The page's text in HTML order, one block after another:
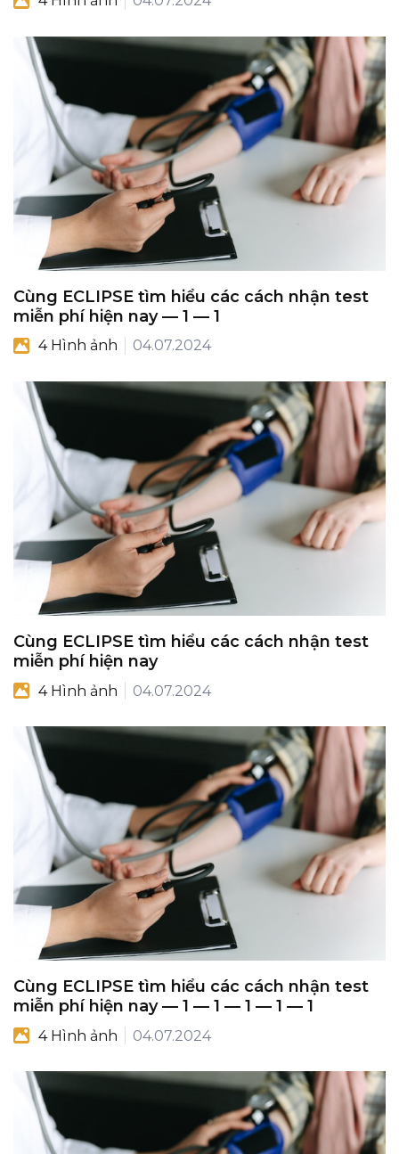
Cùng ECLIPSE tìm hiểu các cách nhận test
miễn phí hiện nay — 1 — 1
4 Hình ảnh 04.07.2024
Cùng ECLIPSE tìm hiểu các cách nhận test
miễn phí hiện nay
4 Hình ảnh 04.07.2024
Cùng ECLIPSE tìm hiểu các cách nhận test
miễn phí hiện nay — 1 — 1 — 1 — 1 — 1
4 Hình ảnh 04.07.2024